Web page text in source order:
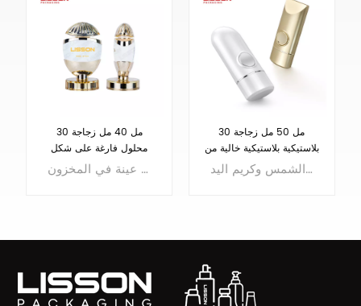
30 مل 40 مل زجاجة
محلول فارغة على شكل
بيضة مع فتحة فوهة تصميم فريد على شكل بيضة، حجم 30 ~ 40 مل. عينة في المخزون
30 مل 50 مل زجاجة
بلاستيكية بلاستيكية خالية من
الرش زجاجة كريم اليد واقية
من الشمس
تصميم بدون هواء، مناسب للواقي من الشمس وكريم اليد